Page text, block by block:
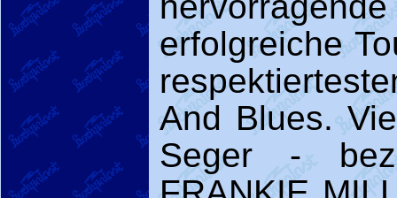
erfolgreiche
And Blues.
Seger -